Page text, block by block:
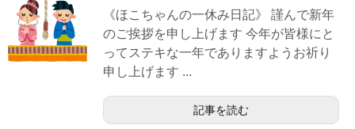
《ほこちゃんの一休み日記》 謹んで新年
のご挨拶を申し上げます 今年が皆様にと
ってステキな一年でありますようお祈り
申し上げます ...
記事を読む